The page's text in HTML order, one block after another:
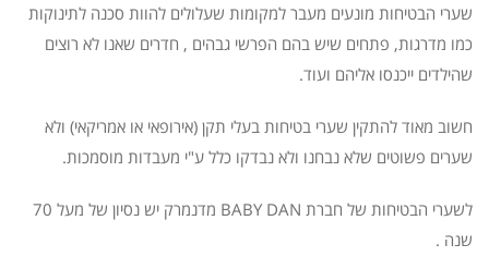
שערי הבטיחות מונעים מעבר למקומות שעלולים להוות סכנה לתינוקות
כמו מדרגות, פתחים שיש בהם הפרשי גבהים , חדרים שאנו לא רוצים
שהילדים ייכנסו אליהם ועוד.
חשוב מאוד להתקין שערי בטיחות בעלי תקן (אירופאי או אמריקאי) ולא
שערים פשוטים שלא נבחנו ולא נבדקו כלל ע"י מעבדות מוסמכות.
לשערי הבטיחות של חברת BABY DAN מדנמרק יש נסיון של מעל 70
שנה .